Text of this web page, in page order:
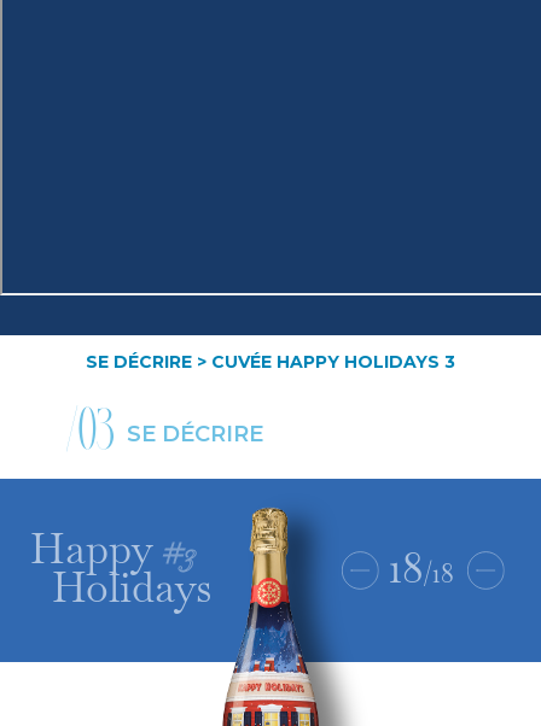
SE DÉCRIRE > CUVÉE HAPPY HOLIDAYS 3
/03 SE DÉCRIRE
Happy #3
Holidays 18/18